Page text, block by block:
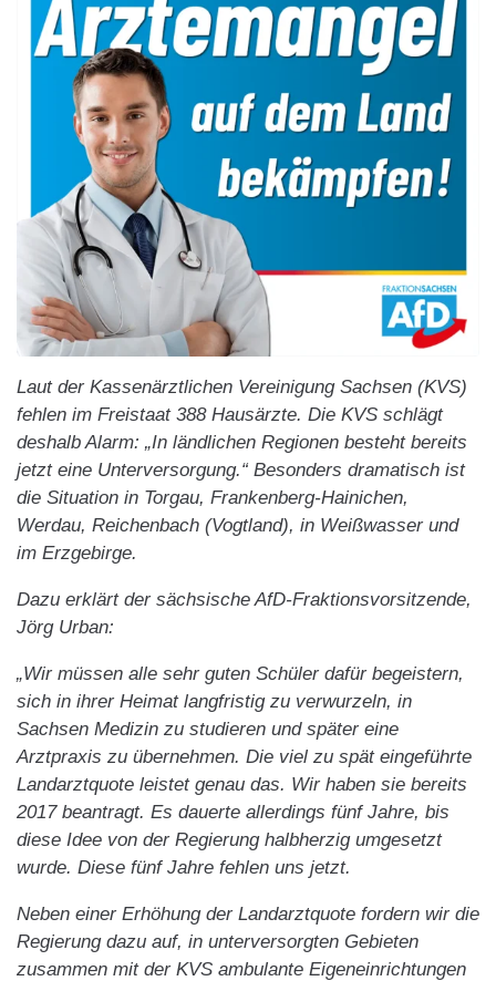
Laut der Kassenärztlichen Vereinigung Sachsen (KVS)
fehlen im Freistaat 388 Hausärzte. Die KVS schlägt
deshalb Alarm: „In ländlichen Regionen besteht bereits
jetzt eine Unterversorgung.“ Besonders dramatisch ist
die Situation in Torgau, Frankenberg-Hainichen,
Werdau, Reichenbach (Vogtland), in Weißwasser und
im Erzgebirge.
Dazu erklärt der sächsische AfD-Fraktionsvorsitzende,
Jörg Urban:
„Wir müssen alle sehr guten Schüler dafür begeistern,
sich in ihrer Heimat langfristig zu verwurzeln, in
Sachsen Medizin zu studieren und später eine
Arztpraxis zu übernehmen. Die viel zu spät eingeführte
Landarztquote leistet genau das. Wir haben sie bereits
2017 beantragt. Es dauerte allerdings fünf Jahre, bis
diese Idee von der Regierung halbherzig umgesetzt
wurde. Diese fünf Jahre fehlen uns jetzt.
Neben einer Erhöhung der Landarztquote fordern wir die
Regierung dazu auf, in unterversorgten Gebieten
zusammen mit der KVS ambulante Eigeneinrichtungen